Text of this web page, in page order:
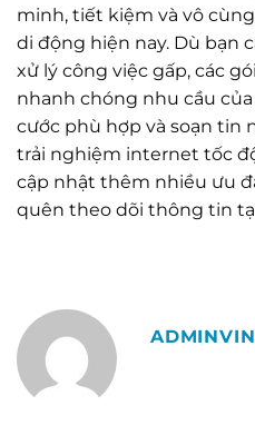
minh, tiết kiệm và vô
di động hiện nay. Dù bạn
xử lý công việc gấp, các
nhanh chóng nhu cầu
cước phù hợp và soạn tin
trải nghiệm internet tốc
cập nhật thêm nhiều ưu
quên theo dõi thông tin